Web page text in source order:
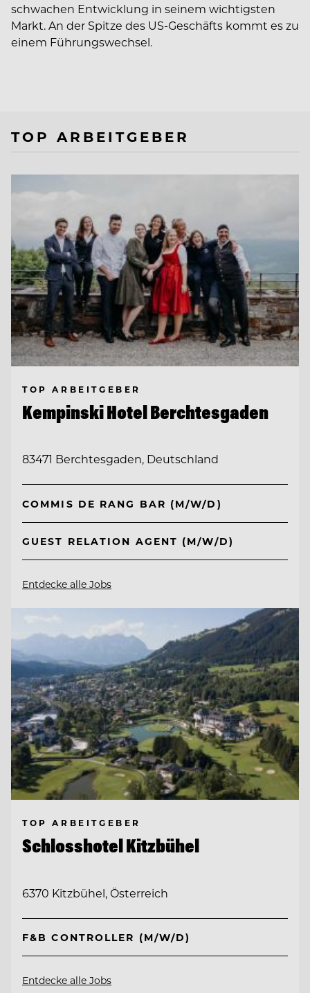
schwachen Entwicklung in seinem wichtigsten
Markt. An der Spitze des US-Geschäfts kommt es zu
einem Führungswechsel.
TOP ARBEITGEBER
TOP ARBEITGEBER
Kempinski Hotel Berchtesgaden
83471 Berchtesgaden, Deutschland
COMMIS DE RANG BAR (M/W/D)
GUEST RELATION AGENT (M/W/D)
Entdecke alle Jobs
TOP ARBEITGEBER
Schlosshotel Kitzbühel
6370 Kitzbühel, Österreich
F&B CONTROLLER (M/W/D)
Entdecke alle Jobs